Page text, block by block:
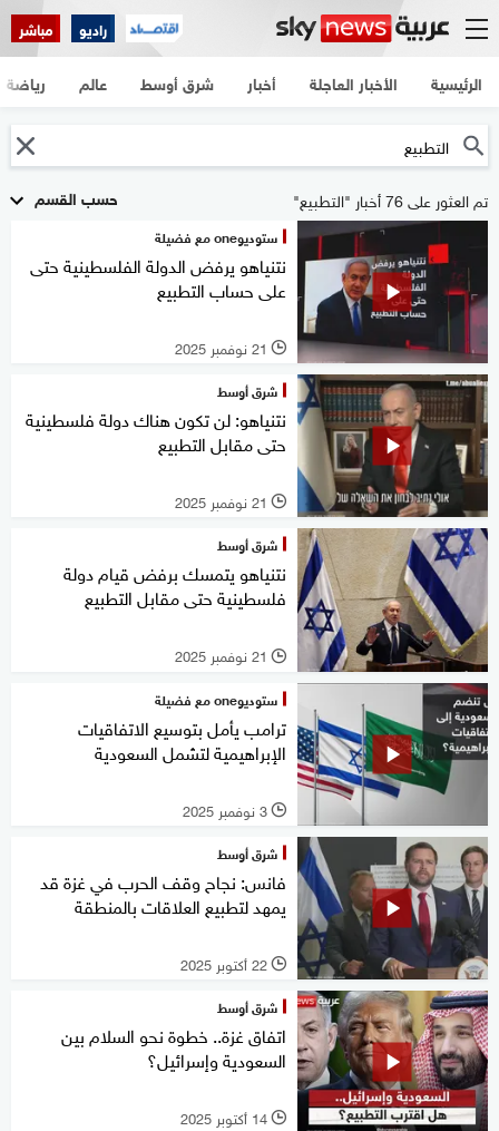
راديو مباشر
الرئيسية الأخبار العاجلة أخبار شرق أوسط عالم رياضة
حسب القسم تم العثور على 76 أخبار "التطبيع"
ستوديوone مع فضيلة
نتنياهو يرفض الدولة الفلسطينية حتى
على حساب التطبيع
l 21 نوفمبر 2025
شرق أوسط
نتنياهو: لن تكون هناك دولة فلسطينية
حتى مقابل التطبيع
l 21 نوفمبر 2025
شرق أوسط
نتنياهو يتمسك برفض قيام دولة
فلسطينية حتى مقابل التطبيع
l 21 نوفمبر 2025
ستوديوone مع فضيلة
ترامب يأمل بتوسيع الاتفاقيات
الإبراهيمية لتشمل السعودية
l 3 نوفمبر 2025
شرق أوسط
فانس: نجاح وقف الحرب في غزة قد
يمهد لتطبيع العلاقات بالمنطقة
l 22 أكتوبر 2025
شرق أوسط
اتفاق غزة.. خطوة نحو السلام بين
السعودية وإسرائيل؟
l 14 أكتوبر 2025